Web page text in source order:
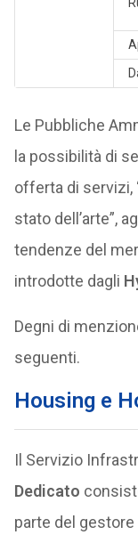
Le Pubbliche
la possibilità di
offerta di servizi,
stato dell’arte”,
tendenze del
introdotte dagli
Degni di
seguenti.
Housing e
Il Servizio
Dedicato
parte del